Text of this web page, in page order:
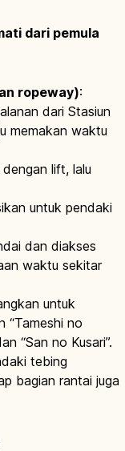
dari pemula
ropeway):
dari Stasiun
memakan waktu
lift, lalu
untuk pendaki
dan diakses
waktu sekitar
untuk
“Tameshi no
“San no Kusari”.
tebing
bagian rantai juga